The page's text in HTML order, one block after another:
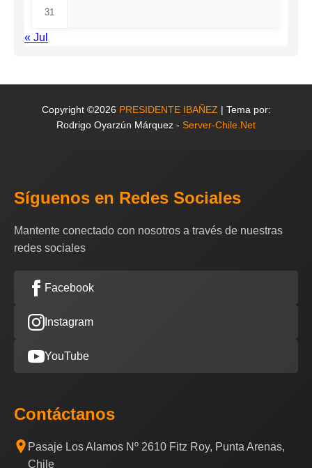
31
« Jul
Copyright ©2026 PRESIDENTE IBAÑEZ | Tema por:
Rodrigo Oyarzún Márquez - Server-Chile.Net
Síguenos en Redes Sociales
Mantente conectado con nosotros a través de nuestras
redes sociales
Facebook
Instagram
YouTube
Contáctanos
Pasaje Los Alamos Nº 2610 Fitz Roy, Punta Arenas,
Chile